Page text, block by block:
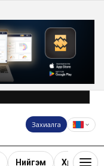
Захиалга
Нийгэм Хөрөнгө